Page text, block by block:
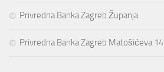
Privredna Banka Zagreb Županja
Privredna Banka Zagreb Matošićeva 14